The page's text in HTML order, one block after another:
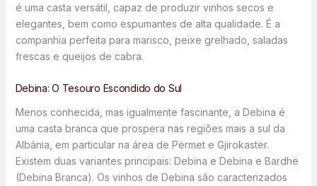
é uma casta versátil, capaz de produzir vinhos secos e
elegantes, bem como espumantes de alta qualidade. É a
companhia perfeita para marisco, peixe grelhado, saladas
frescas e queijos de cabra.
Debina: O Tesouro Escondido do Sul
Menos conhecida, mas igualmente fascinante, a Debina é
uma casta branca que prospera nas regiões mais a sul da
Albânia, em particular na área de Përmet e Gjirokastër.
Existem duas variantes principais: Debina e Debina e Bardhë
(Debina Branca). Os vinhos de Debina são caracterizados